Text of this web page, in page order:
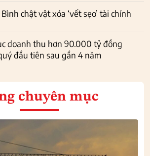
chật vật xóa ‘vết sẹo’ tài chính
doanh thu hơn 90.000 tỷ đồng
đầu tiên sau gần 4 năm
chuyên mục